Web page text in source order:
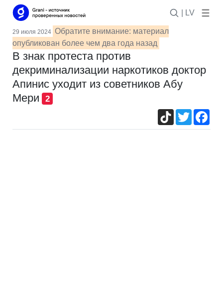
| LV
29 июля 2024 Обратите внимание: материал
опубликован более чем два года назад
В знак протеста против
декриминализации наркотиков доктор
Апинис уходит из советников Абу
Мери
2
TikTokTwitter